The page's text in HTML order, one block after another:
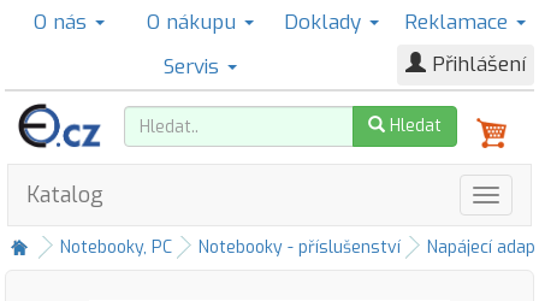
O nás O nákupu Doklady
Reklamace
Servis
Přihlášení
Hledat
Katalog
Notebooky, PC Notebooky - příslušenství Napájecí